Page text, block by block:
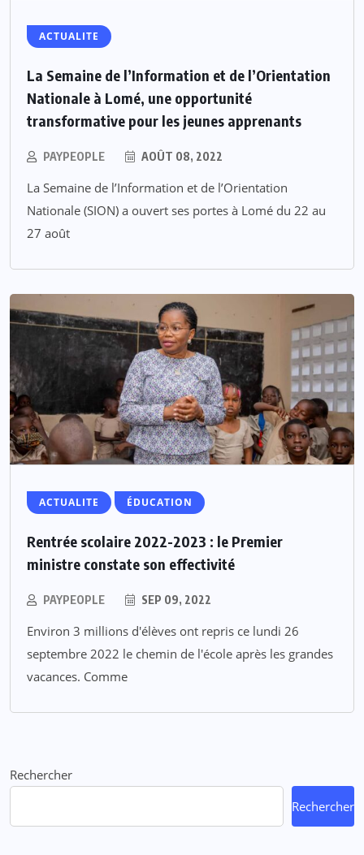
ACTUALITE
La Semaine de l’Information et de l’Orientation
Nationale à Lomé, une opportunité
transformative pour les jeunes apprenants
PAYPEOPLE AOÛT 08, 2022
La Semaine de l’Information et de l’Orientation
Nationale (SION) a ouvert ses portes à Lomé du 22 au
27 août
ACTUALITE ÉDUCATION
Rentrée scolaire 2022-2023 : le Premier
ministre constate son effectivité
PAYPEOPLE SEP 09, 2022
Environ 3 millions d'élèves ont repris ce lundi 26
septembre 2022 le chemin de l'école après les grandes
vacances. Comme
Rechercher
Rechercher